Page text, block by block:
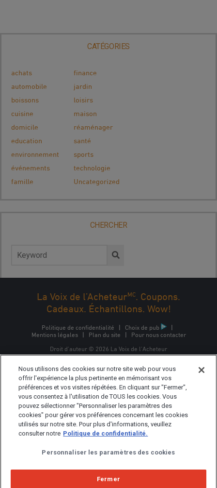
CATÉGORIES
achats
automobile
boissons
cuisine
domicile
education
environnement
événements
famille
finance
jardin
loisirs
maison
réaménager
santé
sports
technologie
Uncategorized
CHERCHER
La Voix de l’AcheteurMC. Coupons.
Cadeaux. Échantillons. Wow!
Politique de confidentialité | Choix de pub
|
Mentions légales
| Plan du site | Pour nous contacter
Droit d'auteur © 2026 La Voix de l'Acheteur
d'Epsilon Interactive CA, ULC, propriété d'Epsilon Data
Management, LLC.
Nous utilisons des cookies sur notre site web pour vous
offrir l'expérience la plus pertinente en mémorisant vos
préférences et vos visites répétées. En cliquant sur "Fermer",
vous consentez à l'utilisation de TOUS les cookies. Vous
pouvez sélectionner "Personnaliser les paramètres des
cookies" pour gérer vos préférences concernant les cookies
utilisés sur notre site. Pour plus d'informations, veuillez
consulter notre Politique de confidentialité.
Personnaliser les paramètres des cookies
Fermer